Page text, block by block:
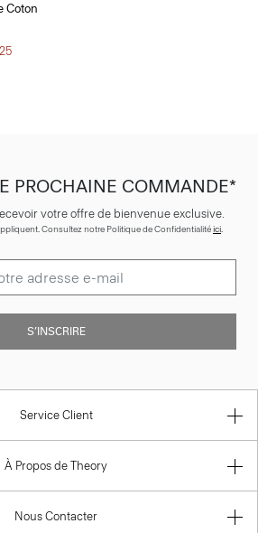
Coton
PROCHAINE COMMANDE*
votre offre de bienvenue exclusive.
Consultez notre Politique de Confidentialitéici.
S’INSCRIRE
Service Client
À Propos de Theory
Nous Contacter